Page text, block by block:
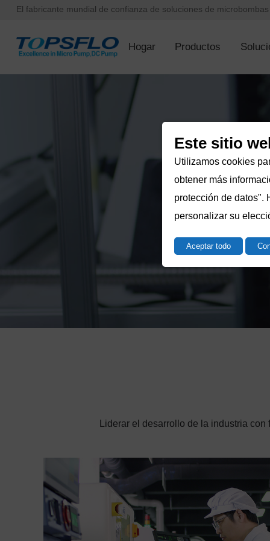
El fabricante mundial de confianza de soluciones de
Hogar Productos
Liderar el desarrollo de la industria
Este sitio
Utilizamos cookies
obtener más
protección de datos".
personalizar su
Aceptar todo